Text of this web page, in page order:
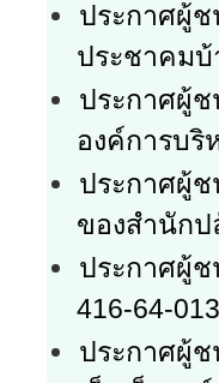
ประกาศผู้ช
ประชาคม
ประกาศผู้ช
องค์การบ
ประกาศผู้ช
ของสำนักป
ประกาศผู้
416-64-